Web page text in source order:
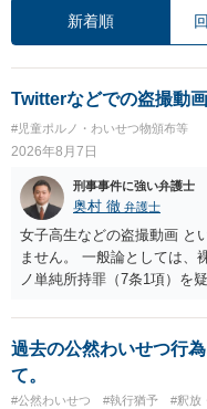
新着順
Twitterなどでの盗撮動
#児童ポルノ・わいせつ物頒布等
2026年8月7日
刑事事件に強い弁護士
奥村 徹 弁護士
女子高生などの盗撮動画 と
ません。 一般論としては、
ノ単純所持罪（7条1項）を
過去の公然わいせつ行
て。
#公然わいせつ #執行猶予 #釈放